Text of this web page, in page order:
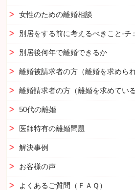
女性のための離婚相談
別居をする前に考えるべきこと-チ
別居後何年で離婚できるか
離婚被請求者の方（離婚を求めら
離婚請求者の方（離婚を求めている
50代の離婚
医師特有の離婚問題
解決事例
お客様の声
よくあるご質問（ＦＡＱ）